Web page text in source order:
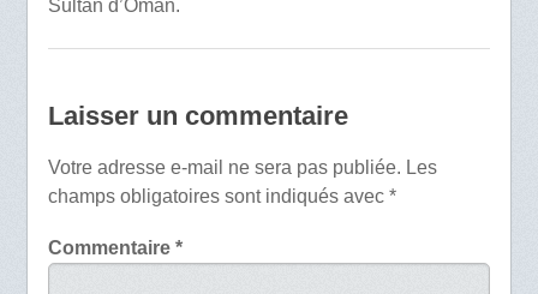
Sultan d’Oman.
Laisser un commentaire
Votre adresse e-mail ne sera pas publiée. Les
champs obligatoires sont indiqués avec *
Commentaire *